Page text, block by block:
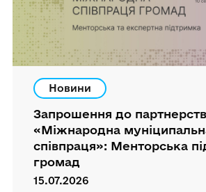
Новини
Запрошення до
«Міжнародна
співпраця»: Менторська
громад
15.07.2026